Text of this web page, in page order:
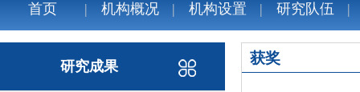
首页 机构概况 机构设置 研究队伍
获奖
研究成果